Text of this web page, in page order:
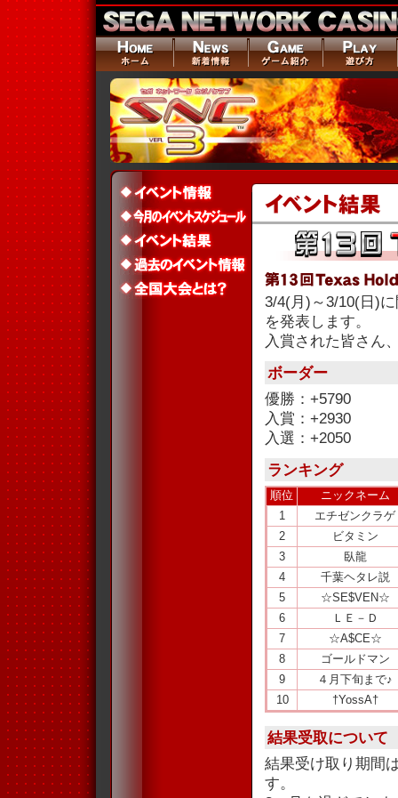
3/4(月)～3/10(日)
を発表します。
入賞された皆さん
ボーダー
優勝：+5790
入賞：+2930
入選：+2050
ランキング
順位
ニックネーム
1
エチゼンクラゲ
2
ビタミン
3
臥龍
4
千葉ヘタレ説
5
☆SE$VEN☆
6
ＬＥ－Ｄ
7
☆A$CE☆
8
ゴールドマン
9
４月下旬まで♪
10
†YossA†
結果受取について
結果受け取り期間
す。